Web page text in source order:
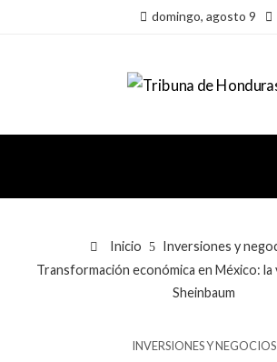
domingo, agosto 9
Inicio
Inversiones y
Transformación económica en México: la
Sheinbaum
INVERSIONES Y NEGOCIOS